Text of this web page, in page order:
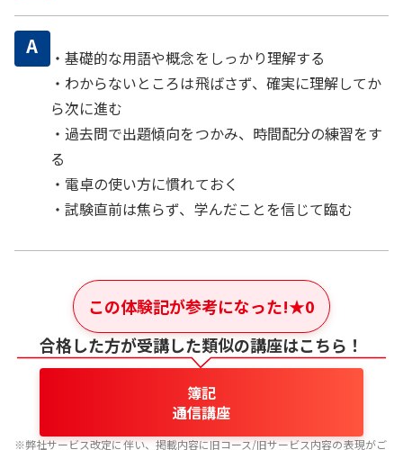
A
・基礎的な用語や概念をしっかり理解する
・わからないところは飛ばさず、確実に理解してか
ら次に進む
・過去問で出題傾向をつかみ、時間配分の練習をす
る
・電卓の使い方に慣れておく
・試験直前は焦らず、学んだことを信じて臨む
この体験記が参考になった!★0
合格した方が受講した類似の講座はこちら！
簿記
通信講座
※弊社サービス改定に伴い、掲載内容に旧コース/旧サービス内容の表現がご